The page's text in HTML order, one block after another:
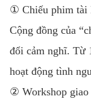
① Chiếu phim tài
Cộng đồng của
đổi cảm nghĩ. Từ
hoạt động tình
② Workshop giao